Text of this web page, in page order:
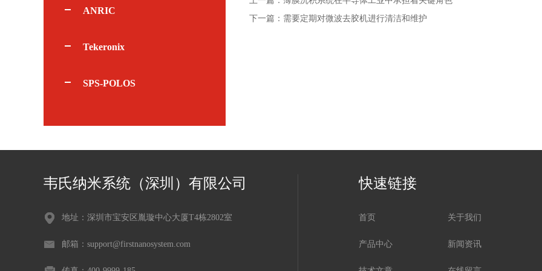
ANRIC
Tekeronix
SPS-POLOS
下一篇： 需要定期对微波去胶机进行清洁和维护
韦氏纳米系统（深圳）有限公司
地址：深圳市宝安区胤璇中心大厦T4栋2802室
邮箱：support@firstnanosystem.com
快速链接
首页 关于我们
产品中心 新闻资讯